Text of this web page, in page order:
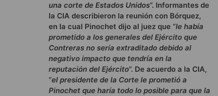
una corte de Estados Unidos”. Informantes de
la CIA describieron la reunión con Bórquez,
en la cual Pinochet dijo al juez que “le había
prometido a los generales del Ejército que
Contreras no sería extraditado debido al
negativo impacto que tendría en la
reputación del Ejército”. De acuerdo a la CIA,
“el presidente de la Corte le prometió a
Pinochet que haría todo lo posible para que la